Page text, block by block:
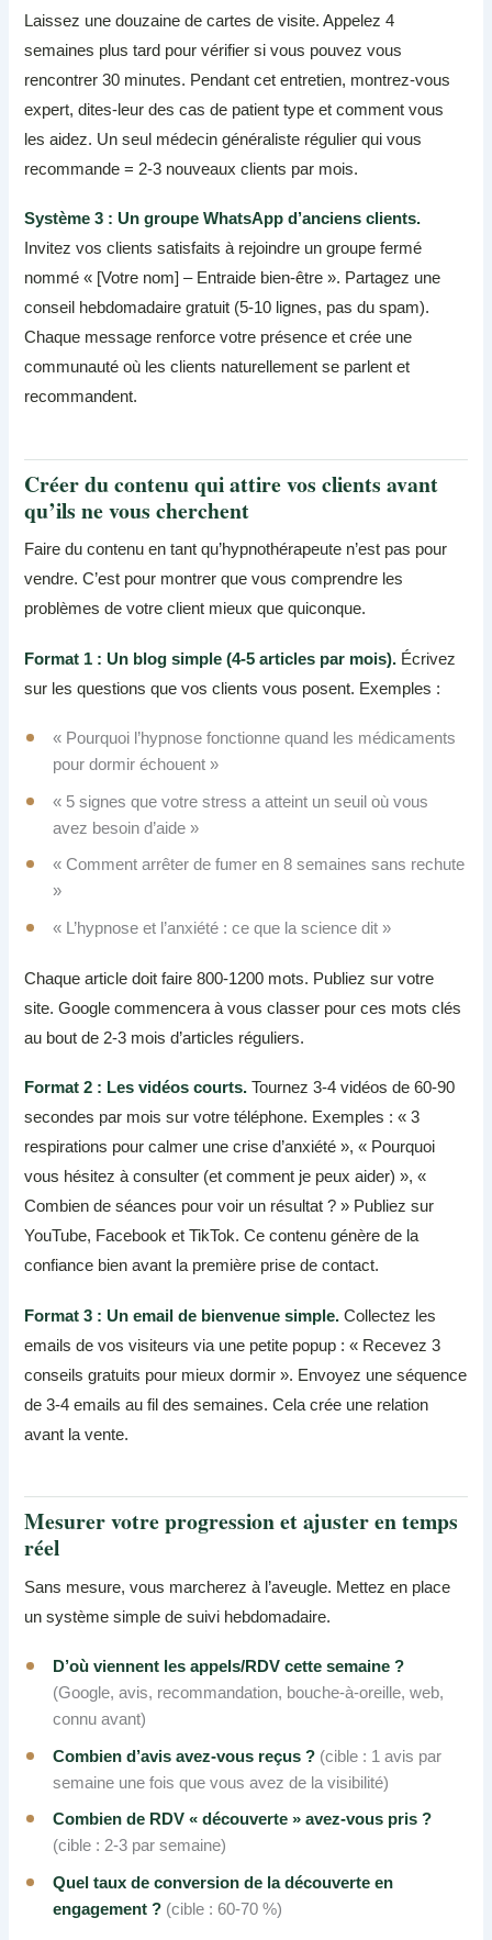
Laissez une douzaine de cartes de visite. Appelez 4
semaines plus tard pour vérifier si vous pouvez vous
rencontrer 30 minutes. Pendant cet entretien, montrez-vous
expert, dites-leur des cas de patient type et comment vous
les aidez. Un seul médecin généraliste régulier qui vous
recommande = 2-3 nouveaux clients par mois.
Système 3 : Un groupe WhatsApp d’anciens clients.
Invitez vos clients satisfaits à rejoindre un groupe fermé
nommé « [Votre nom] – Entraide bien-être ». Partagez une
conseil hebdomadaire gratuit (5-10 lignes, pas du spam).
Chaque message renforce votre présence et crée une
communauté où les clients naturellement se parlent et
recommandent.
Créer du contenu qui attire vos clients avant
qu’ils ne vous cherchent
Faire du contenu en tant qu’hypnothérapeute n’est pas pour
vendre. C’est pour montrer que vous comprendre les
problèmes de votre client mieux que quiconque.
Format 1 : Un blog simple (4-5 articles par mois). Écrivez
sur les questions que vos clients vous posent. Exemples :
« Pourquoi l’hypnose fonctionne quand les médicaments
pour dormir échouent »
« 5 signes que votre stress a atteint un seuil où vous
avez besoin d’aide »
« Comment arrêter de fumer en 8 semaines sans rechute
»
« L’hypnose et l’anxiété : ce que la science dit »
Chaque article doit faire 800-1200 mots. Publiez sur votre
site. Google commencera à vous classer pour ces mots clés
au bout de 2-3 mois d’articles réguliers.
Format 2 : Les vidéos courts. Tournez 3-4 vidéos de 60-90
secondes par mois sur votre téléphone. Exemples : « 3
respirations pour calmer une crise d’anxiété », « Pourquoi
vous hésitez à consulter (et comment je peux aider) », «
Combien de séances pour voir un résultat ? » Publiez sur
YouTube, Facebook et TikTok. Ce contenu génère de la
confiance bien avant la première prise de contact.
Format 3 : Un email de bienvenue simple. Collectez les
emails de vos visiteurs via une petite popup : « Recevez 3
conseils gratuits pour mieux dormir ». Envoyez une séquence
de 3-4 emails au fil des semaines. Cela crée une relation
avant la vente.
Mesurer votre progression et ajuster en temps
réel
Sans mesure, vous marcherez à l’aveugle. Mettez en place
un système simple de suivi hebdomadaire.
D’où viennent les appels/RDV cette semaine ?
(Google, avis, recommandation, bouche-à-oreille, web,
connu avant)
Combien d’avis avez-vous reçus ? (cible : 1 avis par
semaine une fois que vous avez de la visibilité)
Combien de RDV « découverte » avez-vous pris ?
(cible : 2-3 par semaine)
Quel taux de conversion de la découverte en
engagement ? (cible : 60-70 %)